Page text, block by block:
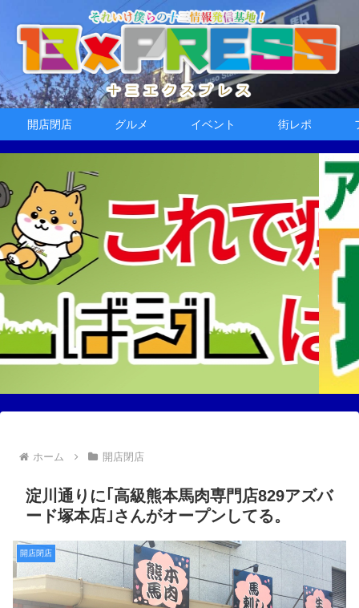
開店閉店 グルメ イベント 街レポ
ホーム 開店閉店
淀川通りに｢高級熊本馬肉専門店829アズバ
ード塚本店｣さんがオープンしてる。
開店閉店